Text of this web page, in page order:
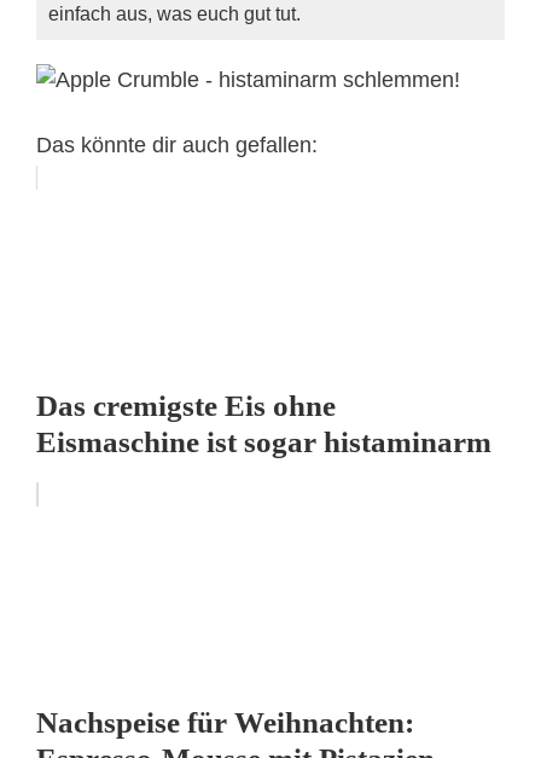
einfach aus, was euch gut tut.
Das könnte dir auch gefallen:
Das cremigste Eis ohne
Eismaschine ist sogar histaminarm
Nachspeise für Weihnachten: